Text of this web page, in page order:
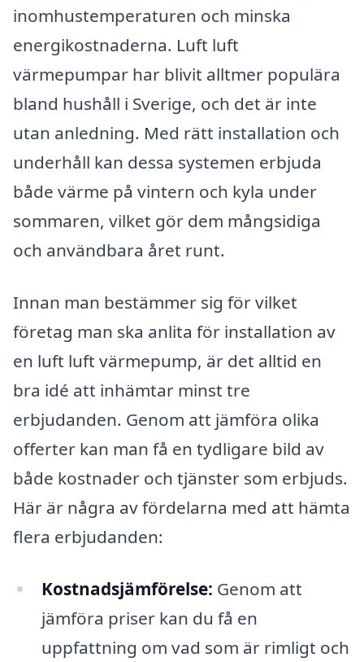
inomhustemperaturen och minska
energikostnaderna. Luft luft
värmepumpar har blivit alltmer populära
bland hushåll i Sverige, och det är inte
utan anledning. Med rätt installation och
underhåll kan dessa systemen erbjuda
både värme på vintern och kyla under
sommaren, vilket gör dem mångsidiga
och användbara året runt.
Innan man bestämmer sig för vilket
företag man ska anlita för installation av
en luft luft värmepump, är det alltid en
bra idé att inhämtar minst tre
erbjudanden. Genom att jämföra olika
offerter kan man få en tydligare bild av
både kostnader och tjänster som erbjuds.
Här är några av fördelarna med att hämta
flera erbjudanden:
Kostnadsjämförelse: Genom att
jämföra priser kan du få en
uppfattning om vad som är rimligt och